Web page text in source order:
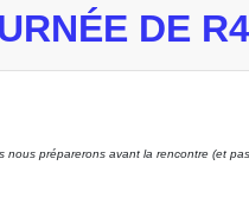
DE
nous préparerons avant la rencontre (et